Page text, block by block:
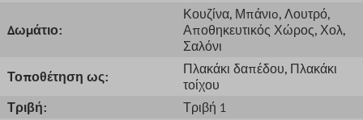
Δωμάτιο:
Κουζίνα, Μπάνιo, Λουτρό,
Αποθηκευτικός Χώρος, Χολ,
Σαλόνι
Τοποθέτηση ως:
Πλακάκι δαπέδου, Πλακάκι
τοίχου
Τριβή:
Τριβή 1